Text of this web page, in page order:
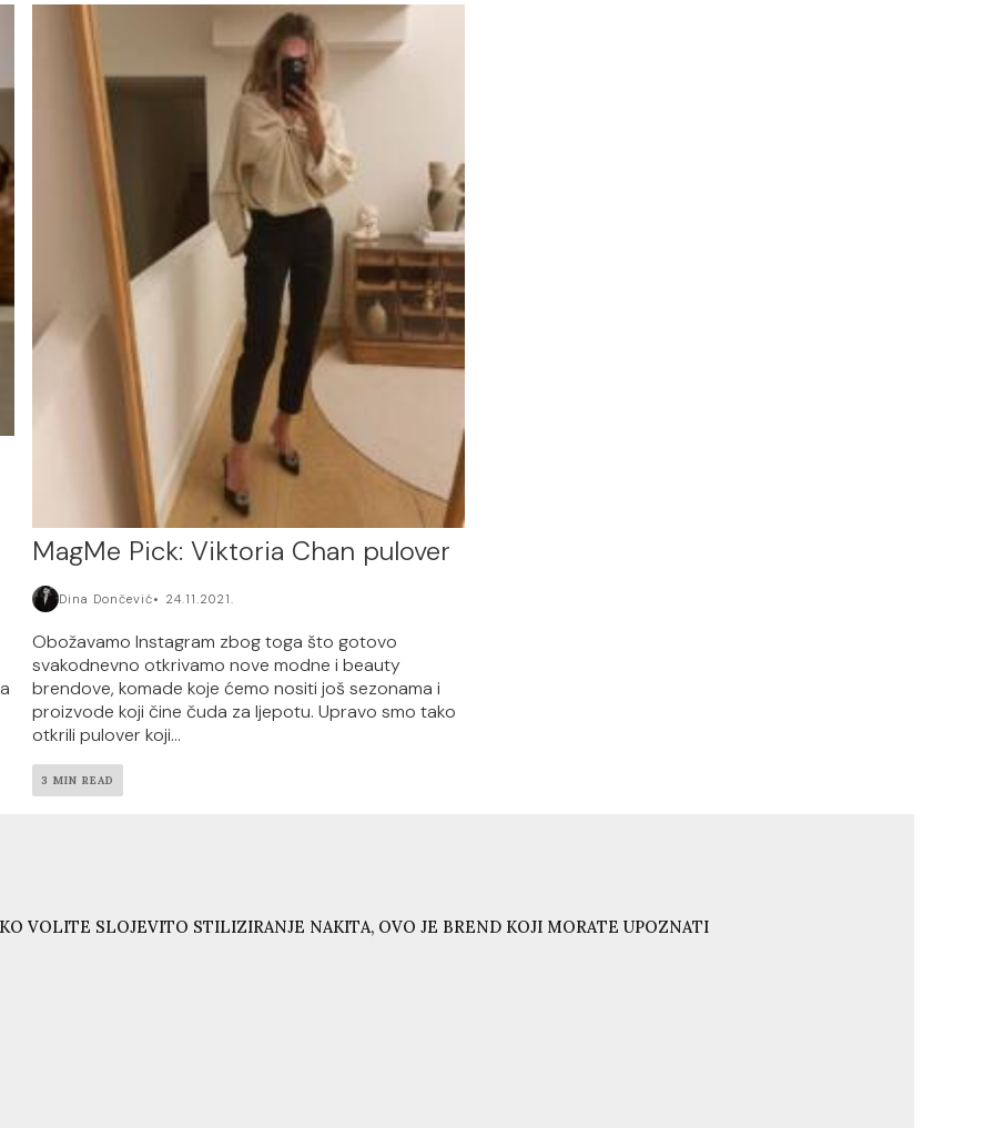
MagMe Pick: Viktoria Chan pulover
Dina Dončević 24.11.2021.
Obožavamo Instagram zbog toga što gotovo
svakodnevno otkrivamo nove modne i beauty
brendove, komade koje ćemo nositi još sezonama i
proizvode koji čine čuda za ljepotu. Upravo smo tako
otkrili pulover koji...
3 MIN READ
VOLITE SLOJEVITO STILIZIRANJE NAKITA, OVO JE BREND KOJI MORATE UPOZNATI